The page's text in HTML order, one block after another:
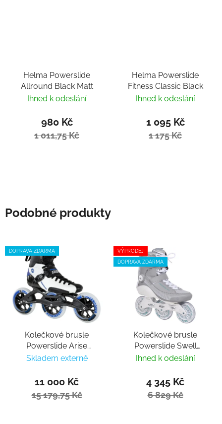
Helma Powerslide
Allround Black Matt
Ihned k odeslání
980 Kč
1 011,75 Kč
Helma Powerslide
Fitness Classic Black
Ihned k odeslání
1 095 Kč
1 175 Kč
Podobné produkty
DOPRAVA ZDARMA
Kolečkové brusle
Powerslide Arise
Marathon
Skladem externě
11 000 Kč
15 179,75 Kč
VÝPRODEJ
DOPRAVA ZDARMA
Kolečkové brusle
Powerslide Swell
Glacier Lake 100 Trinity
Ihned k odeslání
4 345 Kč
6 829 Kč